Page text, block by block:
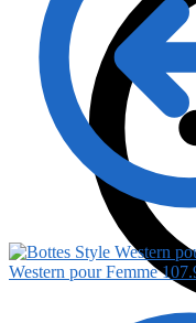
Western pour Femme